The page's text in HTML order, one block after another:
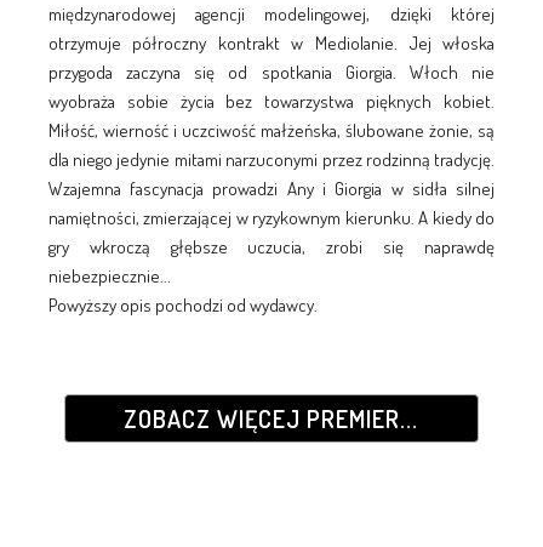
międzynarodowej agencji modelingowej, dzięki której
otrzymuje półroczny kontrakt w Mediolanie. Jej włoska
przygoda zaczyna się od spotkania Giorgia. Włoch nie
wyobraża sobie życia bez towarzystwa pięknych kobiet.
Miłość, wierność i uczciwość małżeńska, ślubowane żonie, są
dla niego jedynie mitami narzuconymi przez rodzinną tradycję.
Wzajemna fascynacja prowadzi Any i Giorgia w sidła silnej
namiętności, zmierzającej w ryzykownym kierunku. A kiedy do
gry wkroczą głębsze uczucia, zrobi się naprawdę
niebezpiecznie...
Powyższy opis pochodzi od wydawcy.
ZOBACZ WIĘCEJ PREMIER...